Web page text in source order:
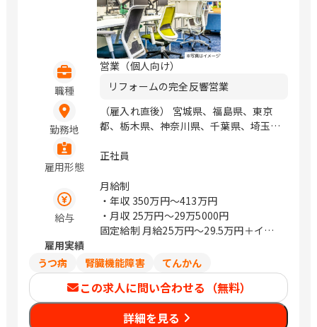
職種
営業（個人向け）
リフォームの完全反響営業
勤務地
（雇入れ直後） 宮城県、福島県、東京
都、栃木県、神奈川県、千葉県、埼玉
静岡県、長野県、愛知県、岐阜県、三重
滋賀県、岡山県、広島県、香川県、福岡
県、熊本県 ※勤務地の希望に合わせて
勤務可能。※転勤は希望者のみ。 勤務
地例： 東京都世田谷区奥沢8-5-4 世田谷
雇用形態
正社員
給与
月給制
・年収 350万円〜413万円
・月収 25万円〜29万5000円
固定給制 月給25万円～29.5万円＋イン
×12ヶ月＋賞与（月給2ヶ月分と仮定）
で算出。年収例として、入社2年目で
456万円、入社7年目で1034万円の社員
もいます。
雇用実績
うつ病
腎臓機能障害 てんかん
この求人に問い合わせる（無料）
詳細を見る